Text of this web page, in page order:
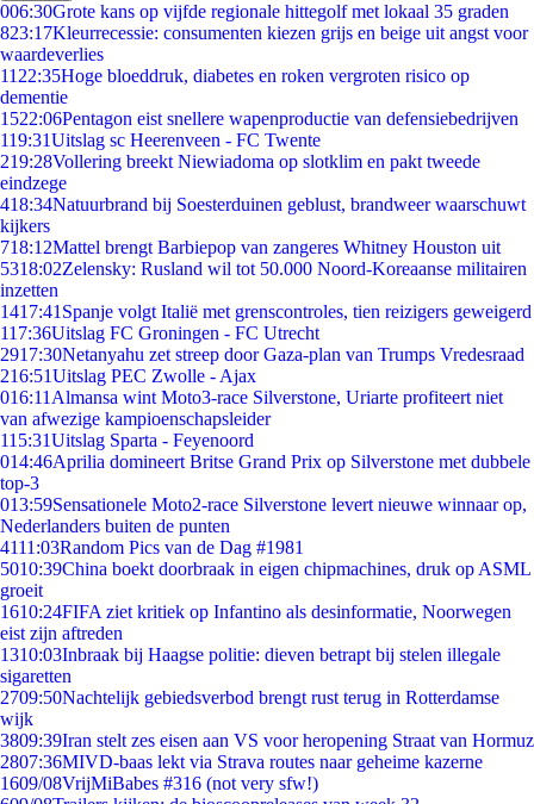
006:30Grote kans op vijfde regionale hittegolf met lokaal 35 graden
823:17Kleurrecessie: consumenten kiezen grijs en beige uit angst voor
waardeverlies
11 22:35Hoge bloeddruk, diabetes en roken vergroten risico op
dementie
1522:06Pentagon eist snellere wapenproductie van defensiebedrijven
119:31Uitslag sc Heerenveen - FC Twente
219:28Vollering breekt Niewiadoma op slotklim en pakt tweede
eindzege
418:34Natuurbrand bij Soesterduinen geblust, brandweer waarschuwt
kijkers
718:12Mattel brengt Barbiepop van zangeres Whitney Houston uit
5318:02Zelensky: Rusland wil tot 50.000 Noord-Koreaanse militairen
inzetten
1417:41 Spanje volgt Italië met grenscontroles, tien reizigers geweigerd
117:36Uitslag FC Groningen - FC Utrecht
2917:30Netanyahu zet streep door Gaza-plan van Trumps Vredesraad
216:51Uitslag PEC Zwolle - Ajax
016:11 Almansa wint Moto3-race Silverstone, Uriarte profiteert niet
van afwezige kampioenschapsleider
115:31Uitslag Sparta - Feyenoord
014:46Aprilia domineert Britse Grand Prix op Silverstone met dubbele
top-3
013:59Sensationele Moto2-race Silverstone levert nieuwe winnaar op,
Nederlanders buiten de punten
4111:03Random Pics van de Dag #1981
5010:39China boekt doorbraak in eigen chipmachines, druk op ASML
groeit
1610:24FIFA ziet kritiek op Infantino als desinformatie, Noorwegen
eist zijn aftreden
1310:03Inbraak bij Haagse politie: dieven betrapt bij stelen illegale
sigaretten
2709:50Nachtelijk gebiedsverbod brengt rust terug in Rotterdamse
wijk
3809:39Iran stelt zes eisen aan VS voor heropening Straat van Hormuz
2807:36MIVD-baas lekt via Strava routes naar geheime kazerne
1609/08VrijMiBabes #316 (not very sfw!)